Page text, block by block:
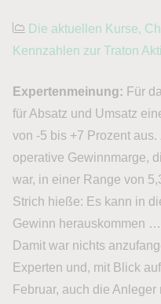
Die aktuellen Kurse,
Kennzahlen zur Traton
Expertenmeinung: Für
für Absatz und Umsatz
von -5 bis +7 Prozent
operative Gewinnmarge,
war, in einer Range von
Strich hieße: Es kann in
Gewinn herauskommen
Damit war nichts
Experten und, mit Blick
Februar, auch die